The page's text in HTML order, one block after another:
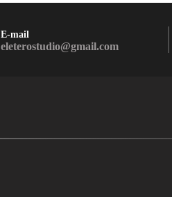
E-mail
eleterostudio@gmail.com